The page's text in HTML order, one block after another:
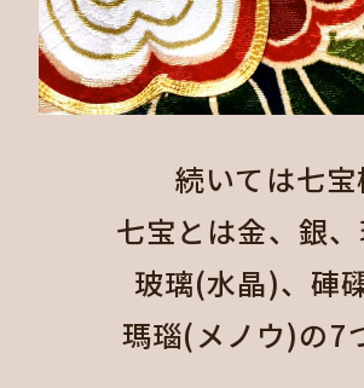
続いては七
七宝とは金、銀
玻璃(水晶)、硨
瑪瑙(メノウ)の7